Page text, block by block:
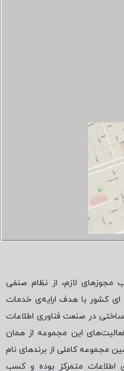
مجوزهای لازم، از نظام صنفی
ای کشور با هدف ارایه‌ی خدمات
در صنعت فناوری اطلاعات
این مجموعه از همان
مجموعه کاملی از برندهای نام
اطلاعات متمرکز بوده و کسب